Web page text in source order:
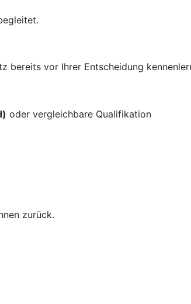
bereits vor Ihrer Entscheidung
oder vergleichbare Qualifikation
zurück.